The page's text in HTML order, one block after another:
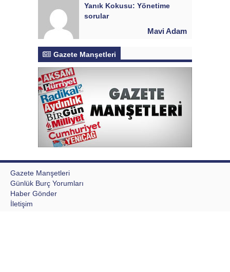
Yanık Kokusu: Yönetime
sorular
Mavi Adam
Gazete Manşetleri
Gazete Manşetleri
Günlük Burç Yorumları
Haber Gönder
İletişim